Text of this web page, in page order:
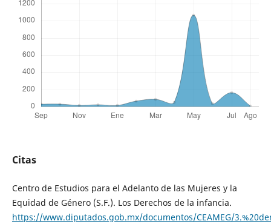
Citas
Centro de Estudios para el Adelanto de las Mujeres y la
Equidad de Género (S.F.). Los Derechos de la infancia.
https://www.diputados.gob.mx/documentos/CEAMEG/